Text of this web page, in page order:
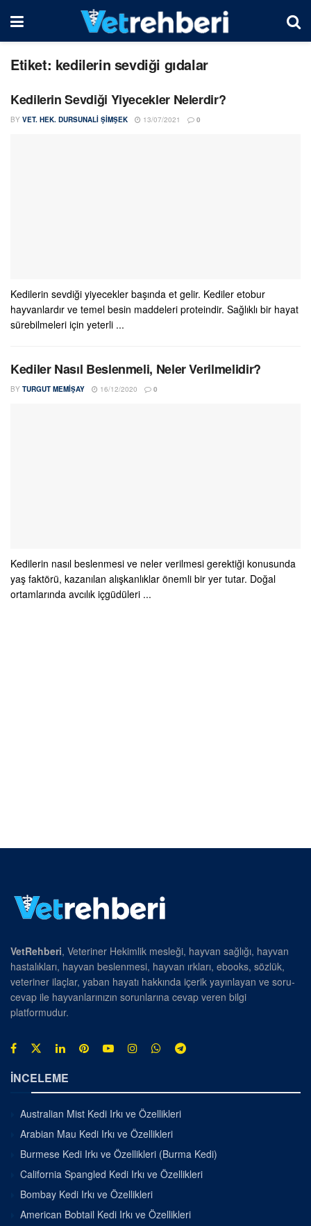
Etiket: kedilerin sevdiği gıdalar
Kedilerin Sevdiği Yiyecekler Nelerdir?
BY VET. HEK. DURSUNALI ŞIMŞEK 13/07/2021 0
Kedilerin sevdiği yiyecekler başında et gelir. Kediler etobur
hayvanlardır ve temel besin maddeleri proteindir. Sağlıklı bir hayat
sürebilmeleri için yeterli ...
Kediler Nasıl Beslenmeli, Neler Verilmelidir?
BY TURGUT MEMIŞAY 16/12/2020 0
Kedilerin nasıl beslenmesi ve neler verilmesi gerektiği konusunda
yaş faktörü, kazanılan alışkanlıklar önemli bir yer tutar. Doğal
ortamlarında avcılık içgüdüleri ...
VetRehberi, Veteriner Hekimlik mesleği, hayvan sağlığı, hayvan
hastalıkları, hayvan beslenmesi, hayvan ırkları, ebooks, sözlük,
veteriner ilaçlar, yaban hayatı hakkında içerik yayınlayan ve soru-
cevap ile hayvanlarınızın sorunlarına cevap veren bilgi
platformudur.
İNCELEME
Australian Mist Kedi Irkı ve Özellikleri
Arabian Mau Kedi Irkı ve Özellikleri
Burmese Kedi Irkı ve Özellikleri (Burma Kedi)
California Spangled Kedi Irkı ve Özellikleri
Bombay Kedi Irkı ve Özellikleri
American Bobtail Kedi Irkı ve Özellikleri